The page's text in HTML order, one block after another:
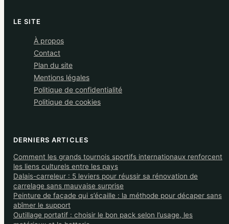
LE SITE
À propos
Contact
Plan du site
Mentions légales
Politique de confidentialité
Politique de cookies
DERNIERS ARTICLES
Comment les grands tournois sportifs internationaux renforcent
les liens culturels entre les pays
Dalais-carreleur : 5 leviers pour réussir sa rénovation de
carrelage sans mauvaise surprise
Peinture de façade qui s’écaille : la méthode pour décaper sans
abîmer le support
Outillage portatif : choisir le bon pack selon l’usage, les